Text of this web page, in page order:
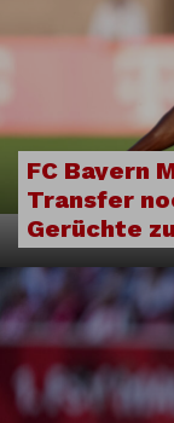
FC Bayern
Transfer
Gerüchte